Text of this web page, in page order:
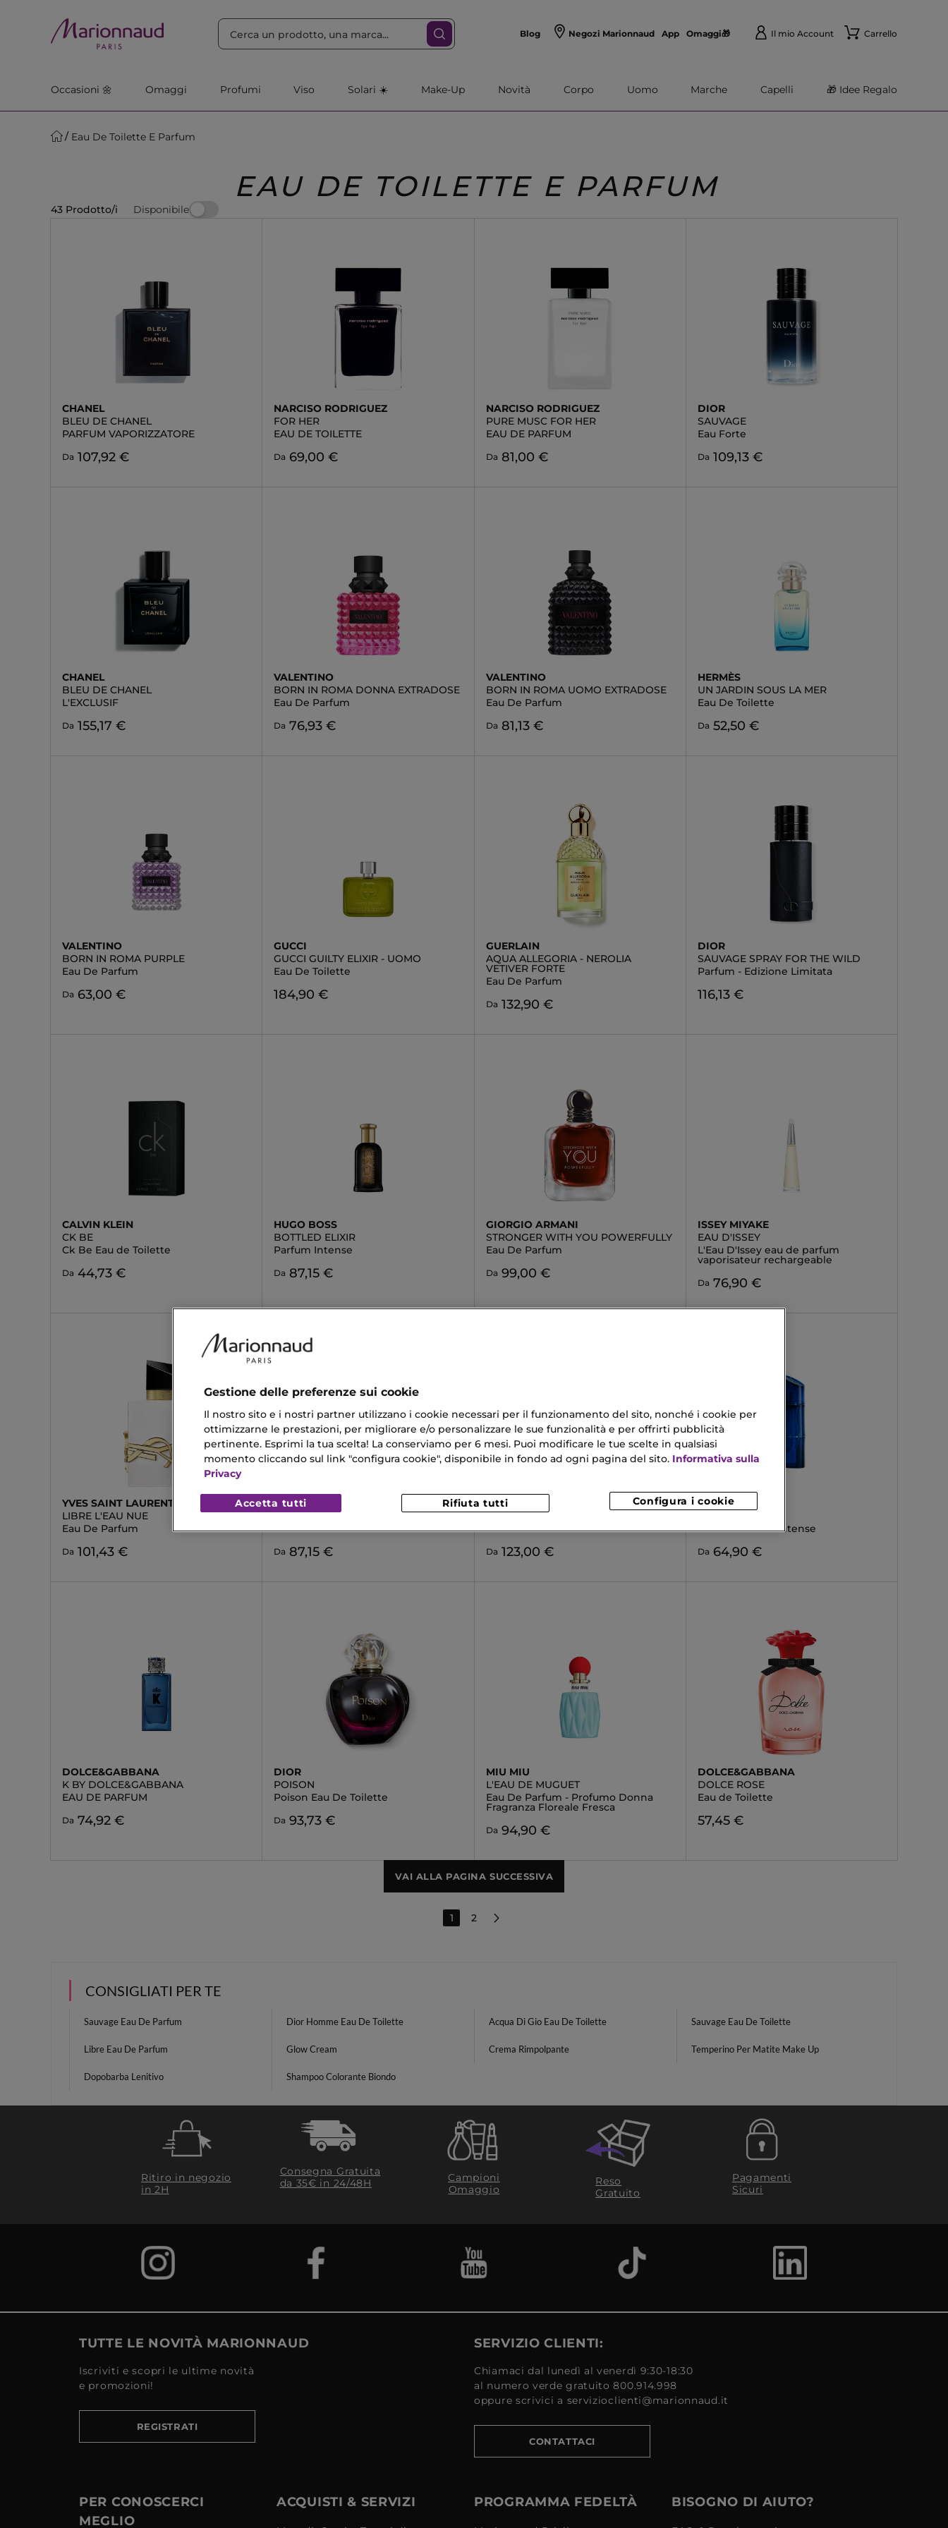
Blog Negozi Marionnaud App Omaggi🎁 Il mio Account Carrello
Occasioni 🌼 Omaggi Profumi Viso Solari ☀️ Make-Up Novità Corpo Uomo Marche Capelli 🎁 Idee Regalo
Eau De Toilette E Parfum
EAU DE TOILETTE E PARFUM
43 Prodotto/i Disponibile
CHANEL
BLEU DE CHANEL
PARFUM VAPORIZZATORE
Da 107,92 €
NARCISO RODRIGUEZ
FOR HER
EAU DE TOILETTE
Da 69,00 €
NARCISO RODRIGUEZ
PURE MUSC FOR HER
EAU DE PARFUM
Da 81,00 €
DIOR
SAUVAGE
Eau Forte
Da 109,13 €
CHANEL
BLEU DE CHANEL
L'EXCLUSIF
Da 155,17 €
VALENTINO
BORN IN ROMA DONNA EXTRADOSE
Eau De Parfum
Da 76,93 €
VALENTINO
BORN IN ROMA UOMO EXTRADOSE
Eau De Parfum
Da 81,13 €
HERMÈS
UN JARDIN SOUS LA MER
Eau De Toilette
Da 52,50 €
VALENTINO
BORN IN ROMA PURPLE
Eau De Parfum
Da 63,00 €
GUCCI
GUCCI GUILTY ELIXIR - UOMO
Eau De Toilette
184,90 €
GUERLAIN
AQUA ALLEGORIA - NEROLIA
VETIVER FORTE
Eau De Parfum
Da 132,90 €
DIOR
SAUVAGE SPRAY FOR THE WILD
Parfum - Edizione Limitata
116,13 €
CALVIN KLEIN
CK BE
Ck Be Eau de Toilette
Da 44,73 €
HUGO BOSS
BOTTLED ELIXIR
Parfum Intense
Da 87,15 €
GIORGIO ARMANI
STRONGER WITH YOU POWERFULLY
Eau De Parfum
Da 99,00 €
ISSEY MIYAKE
EAU D'ISSEY
L'Eau D'Issey eau de parfum
vaporisateur rechargeable
Da 76,90 €
YVES SAINT LAURENT
LIBRE L'EAU NUE
Eau De Parfum
Da 101,43 €
BURBERRY
MY BURBERRY BLACK
Eau De Parfum
Da 87,15 €
TOM FORD
EAU D'OMBRÉ LEATHER
Eau De Toilette
Da 123,00 €
KENZO
Eau De Toilette Intense
Da 64,90 €
DOLCE&GABBANA
K BY DOLCE&GABBANA
EAU DE PARFUM
Da 74,92 €
DIOR
POISON
Poison Eau De Toilette
Da 93,73 €
MIU MIU
L'EAU DE MUGUET
Eau De Parfum - Profumo Donna
Fragranza Floreale Fresca
Da 94,90 €
DOLCE&GABBANA
DOLCE ROSE
Eau de Toilette
57,45 €
VAI ALLA PAGINA SUCCESSIVA
1 2
CONSIGLIATI PER TE
Sauvage Eau De Parfum Dior Homme Eau De Toilette Acqua Di Gio Eau De Toilette Sauvage Eau De Toilette
Libre Eau De Parfum Glow Cream Crema Rimpolpante Temperino Per Matite Make Up
Dopobarba Lenitivo Shampoo Colorante Biondo
Ritiro in negozio
in 2H
Consegna Gratuita
da 35€​ in 24/48H
Campioni
Omaggio
Reso
Gratuito
Pagamenti
Sicuri
TUTTE LE NOVITÀ MARIONNAUD
Iscriviti e scopri le ultime novità
e promozioni!
REGISTRATI
SERVIZIO CLIENTI:
Chiamaci dal lunedì al venerdì 9:30-18:30
al numero verde gratuito 800.914.998
oppure scrivici a servizioclienti@marionnaud.it
CONTATTACI
PER CONOSCERCI
MEGLIO
ACQUISTI & SERVIZI PROGRAMMA FEDELTÀ BISOGNO DI AIUTO?
Gestione delle preferenze sui cookie
Il nostro sito e i nostri partner utilizzano i cookie necessari per il funzionamento del sito, nonché i cookie per
ottimizzarne le prestazioni, per migliorare e/o personalizzare le sue funzionalità e per offrirti pubblicità
pertinente. Esprimi la tua scelta! La conserviamo per 6 mesi. Puoi modificare le tue scelte in qualsiasi
momento cliccando sul link "configura cookie", disponibile in fondo ad ogni pagina del sito. Informativa sulla
Privacy
Configura i cookie
Rifiuta tutti
Accetta tutti